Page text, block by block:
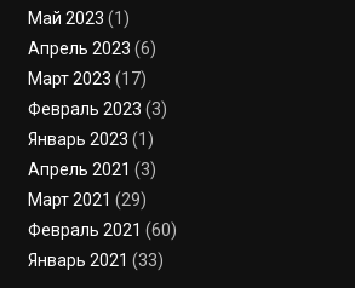
Май 2023 (1)
Апрель 2023 (6)
Март 2023 (17)
Февраль 2023 (3)
Январь 2023 (1)
Апрель 2021 (3)
Март 2021 (29)
Февраль 2021 (60)
Январь 2021 (33)